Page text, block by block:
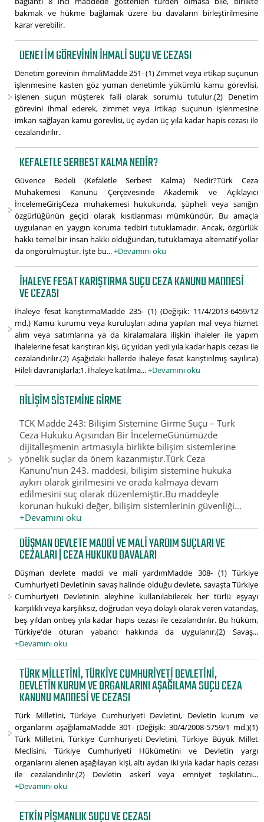
bakmak ve hükme bağlamak üzere bu davaların birleştirilmesine
karar verebilir.
DENETIM GÖREVININ IHMALI SUÇU VE CEZASI
Denetim görevinin ihmaliMadde 251- (1) Zimmet veya irtikap suçunun
işlenmesine kasten göz yuman denetimle yükümlü kamu görevlisi,
işlenen suçun müşterek faili olarak sorumlu tutulur.(2) Denetim
görevini ihmal ederek, zimmet veya irtikap suçunun işlenmesine
imkan sağlayan kamu görevlisi, üç aydan üç yıla kadar hapis cezası ile
cezalandırılır.
KEFALETLE SERBEST KALMA NEDIR?
Güvence Bedeli (Kefaletle Serbest Kalma) Nedir?Türk Ceza
Muhakemesi Kanunu Çerçevesinde Akademik ve Açıklayıcı
İncelemeGirişCeza muhakemesi hukukunda, şüpheli veya sanığın
özgürlüğünün geçici olarak kısıtlanması mümkündür. Bu amaçla
uygulanan en yaygın koruma tedbiri tutuklamadır. Ancak, özgürlük
hakkı temel bir insan hakkı olduğundan, tutuklamaya alternatif yollar
da öngörülmüştür. İşte bu...+Devamını oku
İHALEYE FESAT KARIŞTIRMA SUÇU CEZA KANUNU MADDESI
VE CEZASI
İhaleye fesat karıştırmaMadde 235- (1) (Değişik: 11/4/2013-6459/12
md.) Kamu kurumu veya kuruluşları adına yapılan mal veya hizmet
alım veya satımlarına ya da kiralamalara ilişkin ihaleler ile yapım
ihalelerine fesat karıştıran kişi, üç yıldan yedi yıla kadar hapis cezası ile
cezalandırılır.(2) Aşağıdaki hallerde ihaleye fesat karıştırılmış sayılır:a)
Hileli davranışlarla;1. İhaleye katılma...+Devamını oku
BILIŞIM SISTEMINE GIRME
TCK Madde 243: Bilişim Sistemine Girme Suçu – Türk
Ceza Hukuku Açısından Bir İncelemeGünümüzde
dijitalleşmenin artmasıyla birlikte bilişim sistemlerine
yönelik suçlar da önem kazanmıştır.Türk Ceza
Kanunu’nun 243. maddesi, bilişim sistemine hukuka
aykırı olarak girilmesini ve orada kalmaya devam
edilmesini suç olarak düzenlemiştir.Bu maddeyle
korunan hukuki değer, bilişim sistemlerinin güvenliği...
+Devamını oku
DÜŞMAN DEVLETE MADDI VE MALI YARDIM SUÇLARI VE
CEZALARI | CEZA HUKUKU DAVALARI
Düşman devlete maddi ve mali yardımMadde 308- (1) Türkiye
Cumhuriyeti Devletinin savaş halinde olduğu devlete, savaşta Türkiye
Cumhuriyeti Devletinin aleyhine kullanılabilecek her türlü eşyayı
karşılıklı veya karşılıksız, doğrudan veya dolaylı olarak veren vatandaş,
beş yıldan onbeş yıla kadar hapis cezası ile cezalandırılır. Bu hüküm,
Türkiye'de oturan yabancı hakkında da uygulanır.(2) Savaş...
+Devamını oku
TÜRK MILLETINI, TÜRKIYE CUMHURIYETI DEVLETINI,
DEVLETIN KURUM VE ORGANLARINI AŞAĞILAMA SUÇU CEZA
KANUNU MADDESI VE CEZASI
Türk Milletini, Türkiye Cumhuriyeti Devletini, Devletin kurum ve
organlarını aşağılamaMadde 301- (Değişik: 30/4/2008-5759/1 md.)(1)
Türk Milletini, Türkiye Cumhuriyeti Devletini, Türkiye Büyük Millet
Meclisini, Türkiye Cumhuriyeti Hükümetini ve Devletin yargı
organlarını alenen aşağılayan kişi, altı aydan iki yıla kadar hapis cezası
ile cezalandırılır.(2) Devletin askerî veya emniyet teşkilatını...
+Devamını oku
ETKIN PIŞMANLIK SUÇU VE CEZASI